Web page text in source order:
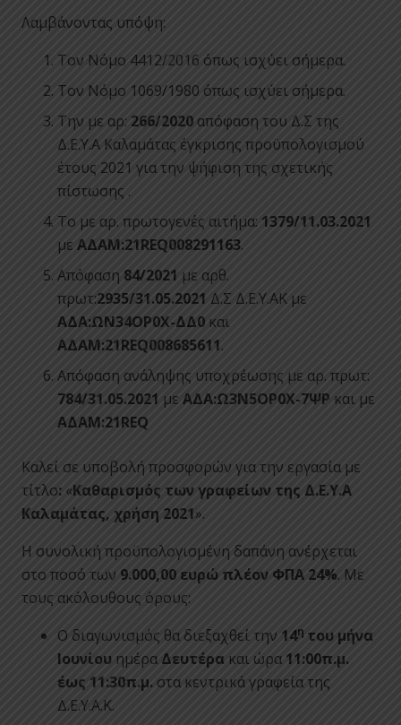
Λαμβάνοντας υπόψη:
Τον Νόμο 4412/2016 όπως ισχύει σήμερα.
Τον Νόμο 1069/1980 όπως ισχύει σήμερα.
Την με αρ: 266/2020 απόφαση του Δ.Σ της
Δ.Ε.Υ.Α Καλαμάτας έγκρισης προϋπολογισμού
έτους 2021 για την ψήφιση της σχετικής
πίστωσης .
Το με αρ. πρωτογενές αιτήμα: 1379/11.03.2021
με ΑΔΑΜ:21REQ008291163.
Απόφαση 84/2021 με αρθ.
πρωτ:2935/31.05.2021 Δ.Σ Δ.Ε.Υ.ΑΚ με
ΑΔΑ:ΩΝ34ΟΡ0Χ-ΔΔ0 και
ΑΔΑΜ:21REQ008685611.
Απόφαση ανάληψης υποχρέωσης με αρ. πρωτ:
784/31.05.2021 με ΑΔΑ:Ω3Ν5ΟΡ0Χ-7ΨΡ και με
ΑΔΑΜ:21REQ
Καλεί σε υποβολή προσφορών για την εργασία με
τίτλο: «Καθαρισμός των γραφείων της Δ.Ε.Υ.Α
Καλαμάτας, χρήση 2021».
Η συνολική προϋπολογισμένη δαπάνη ανέρχεται
στο ποσό των 9.000,00 ευρώ πλέον ΦΠΑ 24%. Με
τους ακόλουθους όρους:
Ο διαγωνισμός θα διεξαχθεί την 14η του μήνα
Ιουνίου ημέρα Δευτέρα και ώρα 11:00π.μ.
έως 11:30π.μ. στα κεντρικά γραφεία της
Δ.Ε.Υ.Α.Κ.